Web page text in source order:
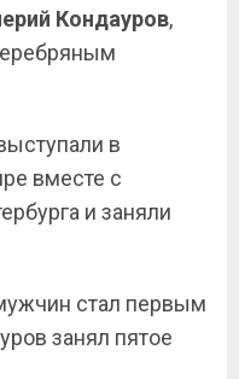
Кондауров,
в
вместе с
и заняли
стал первым
занял пятое